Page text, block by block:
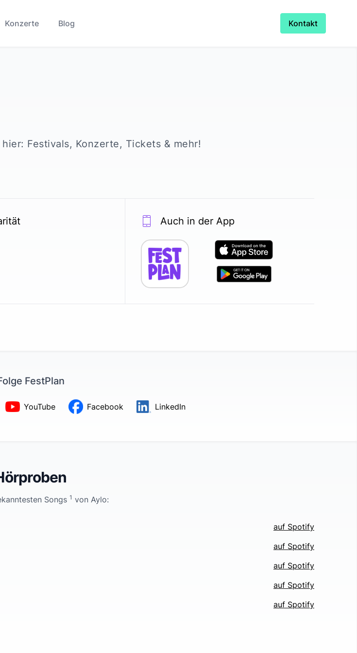
Konzerte Blog Kontakt
Festivals, Konzerte, Tickets & mehr!
Auch in der App
FestPlan
YouTube Facebook LinkedIn
Songs 1 von Aylo:
auf Spotify
auf Spotify
auf Spotify
auf Spotify
auf Spotify